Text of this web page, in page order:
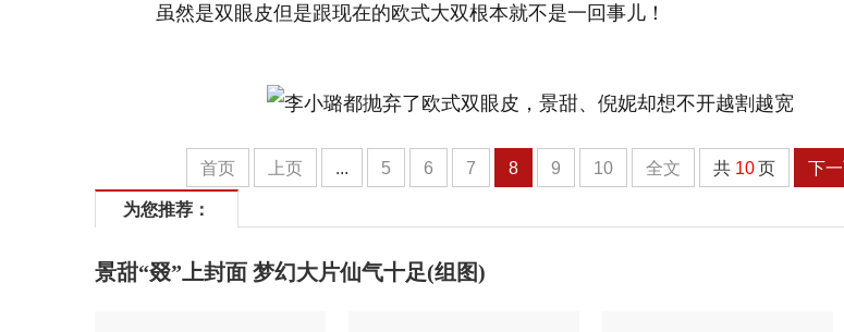
虽然是双眼皮但是跟现在的欧式大双根本就不是一回事儿！
首页 上页 ... 5 6 7 8 9 10 全文 共 10 页 下
为您推荐：
景甜“叕”上封面 梦幻大片仙气十足(组图)